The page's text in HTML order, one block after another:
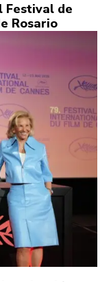
Festival de
Rosario